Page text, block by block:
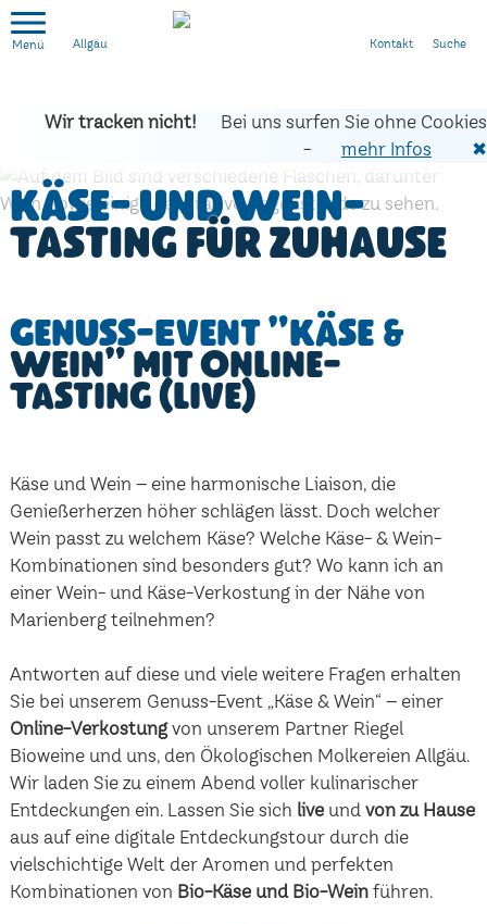
Allgäu
Wir tracken nicht!
Bei uns surfen Sie ohne Cookies
-
mehr Infos ✖
Käse- und Wein-
Tasting für zuhause
Genuss-Event "Käse &
Wein" mit Online-
Tasting (live)
Käse und Wein – eine harmonische Liaison, die
Genießerherzen höher schlägen lässt. Doch welcher
Wein passt zu welchem Käse? Welche Käse- & Wein-
Kombinationen sind besonders gut? Wo kann ich an
einer Wein- und Käse-Verkostung in der Nähe von
Marienberg teilnehmen?
Antworten auf diese und viele weitere Fragen erhalten
Sie bei unserem Genuss-Event „Käse & Wein“ – einer
Online-Verkostungvon unserem Partner Riegel
Bioweine und uns, den Ökologischen Molkereien Allgäu.
Wir laden Sie zu einem Abend voller kulinarischer
Entdeckungen ein. Lassen Sie sich live und von zu Hause
aus auf eine digitale Entdeckungstour durch die
vielschichtige Welt der Aromen und perfekten
Kombinationen von Bio-Käse und Bio-Weinführen.